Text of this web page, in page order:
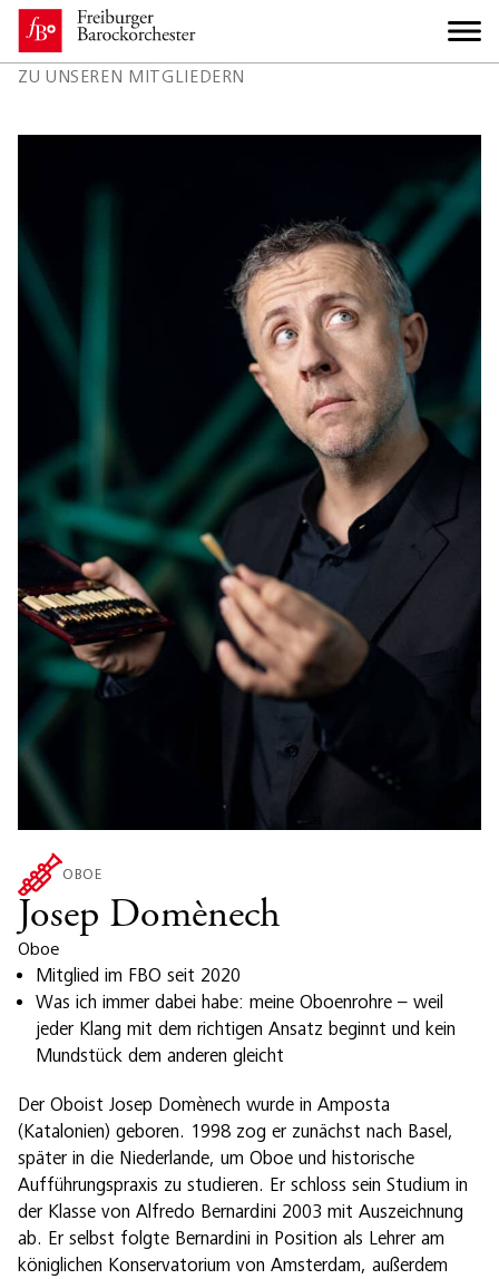
ZU UNSEREN MITGLIEDERN
OBOE
Josep Domènech
Oboe
Mitglied im FBO seit 2020
Was ich immer dabei habe: meine Oboenrohre – weil
jeder Klang mit dem richtigen Ansatz beginnt und kein
Mundstück dem anderen gleicht
Der Oboist Josep Domènech wurde in Amposta
(Katalonien) geboren. 1998 zog er zunächst nach Basel,
später in die Niederlande, um Oboe und historische
Aufführungspraxis zu studieren. Er schloss sein Studium in
der Klasse von Alfredo Bernardini 2003 mit Auszeichnung
ab. Er selbst folgte Bernardini in Position als Lehrer am
königlichen Konservatorium von Amsterdam, außerdem